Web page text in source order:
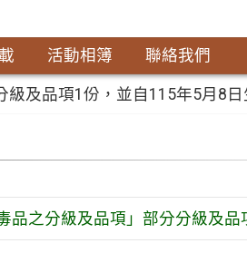
活動相簿 聯絡我們
級及品項1份，並自115年5月8日
品之分級及品項」部分分級及